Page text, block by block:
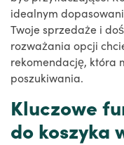
idealnym
Twoje sprzedaże i
rozważania opcji
rekomendację, która
poszukiwania.
Kluczowe
do koszyka